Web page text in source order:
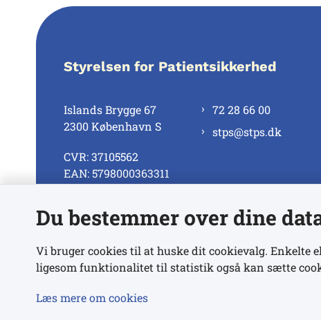
Styrelsen for Patientsikkerhed
Islands Brygge 67
2300 København S
CVR: 37105562
EAN: 5798000363311
72 28 66 00
stps@stps.dk
Se alle kontaktnumre
Du bestemmer over dine
Vi bruger cookies til at huske dit cookievalg. Enkelte
ligesom funktionalitet til statistik også kan sætte
Læs mere om cookies